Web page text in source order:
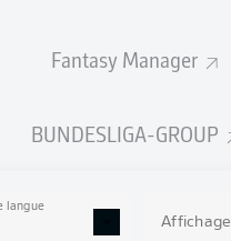
Fantasy Manager
BUNDESLIGA-GROUP
langue
Affichage
DE LA
2026/2027